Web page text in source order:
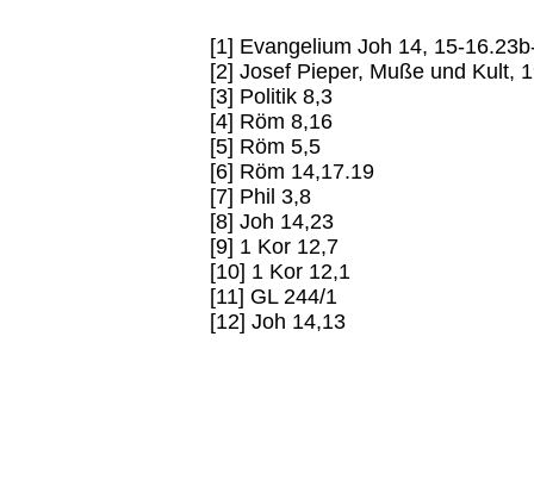
[1] Evangelium Joh 14, 15-
[2] Josef Pieper, Muße und Kult,
[3] Politik 8,3
[4] Röm 8,16
[5] Röm 5,5
[6] Röm 14,17.19
[7] Phil 3,8
[8] Joh 14,23
[9] 1 Kor 12,7
[10] 1 Kor 12,1
[11] GL 244/1
[12] Joh 14,13